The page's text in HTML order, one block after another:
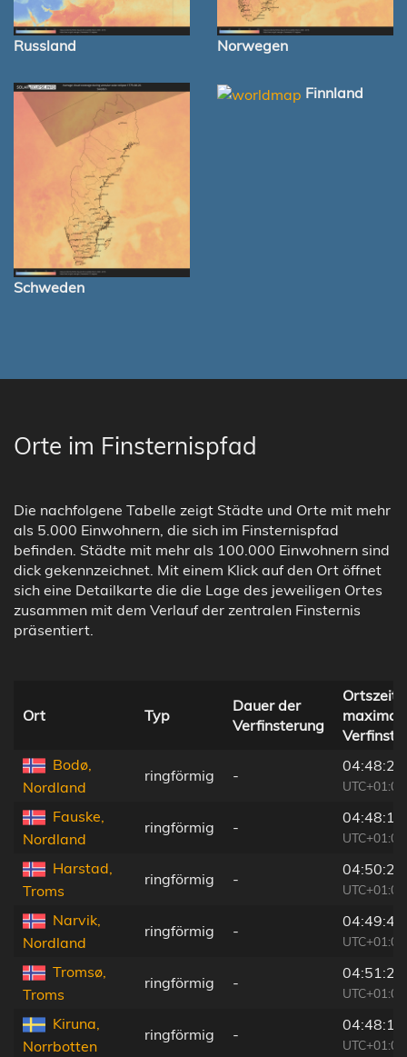
Russland Norwegen
Schweden
Finnland
Orte im Finsternispfad
Die nachfolgene Tabelle zeigt Städte und Orte mit mehr
als 5.000 Einwohnern, die sich im Finsternispfad
befinden. Städte mit mehr als 100.000 Einwohnern sind
dick gekennzeichnet. Mit einem Klick auf den Ort öffnet
sich eine Detailkarte die die Lage des jeweiligen Ortes
zusammen mit dem Verlauf der zentralen Finsternis
präsentiert.
Ort Typ
Dauer der
Verfinsterung
Ortszeit
Bodø,
Nordland
ringförmig -
04:48:25
UTC+01:00
Fauske,
Nordland
ringförmig -
04:48:10
UTC+01:00
Harstad,
Troms
ringförmig -
04:50:23
UTC+01:00
Narvik,
Nordland
ringförmig -
04:49:40
UTC+01:00
Tromsø,
Troms
ringförmig -
04:51:24
UTC+01:00
Kiruna,
Norrbotten
ringförmig -
04:48:18
UTC+01:00